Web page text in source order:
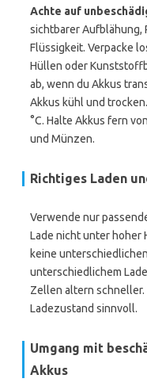
Achte auf
sichtbarer Aufblähung,
Flüssigkeit. Verpacke
Hüllen oder
ab, wenn du Akkus
Akkus kühl und
°C. Halte Akkus fern
und Münzen.
Richtiges Laden
Verwende nur
Lade nicht unter hoher
keine
unterschiedlichem
Zellen altern
Ladezustand sinnvoll.
Umgang mit
Akkus